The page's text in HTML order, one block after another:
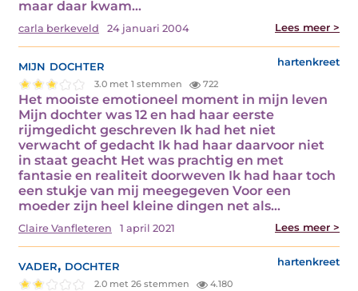
maar daar kwam…
carla berkeveld 24 januari 2004 Lees meer >
mijn dochter hartenkreet
3.0 met 1 stemmen 722
Het mooiste emotioneel moment in mijn leven
Mijn dochter was 12 en had haar eerste
rijmgedicht geschreven Ik had het niet
verwacht of gedacht Ik had haar daarvoor niet
in staat geacht Het was prachtig en met
fantasie en realiteit doorweven Ik had haar toch
een stukje van mij meegegeven Voor een
moeder zijn heel kleine dingen net als…
Claire Vanfleteren 1 april 2021 Lees meer >
vader, dochter hartenkreet
2.0 met 26 stemmen 4.180